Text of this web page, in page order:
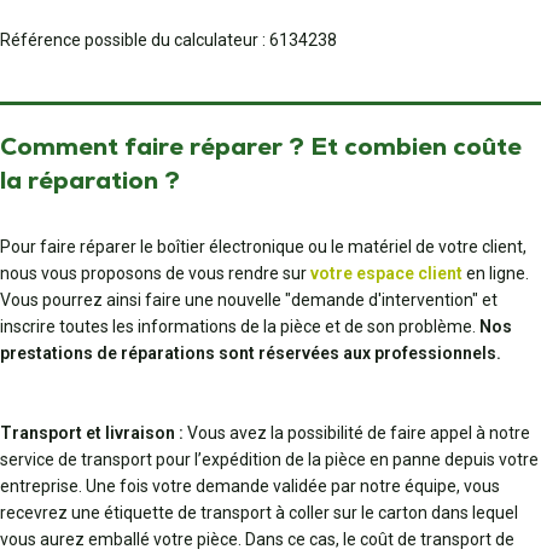
Référence possible du calculateur : 6134238
Comment faire réparer ? Et combien coûte
la réparation ?
Pour faire réparer le boîtier électronique ou le matériel de votre client,
nous vous proposons de vous rendre survotre espace clienten ligne.
Vous pourrez ainsi faire une nouvelle "demande d'intervention" et
inscrire toutes les informations de la pièce et de son problème. Nos
prestations de réparations sont réservées aux professionnels.
Transport et livraison : Vous avez la possibilité de faire appel à notre
service de transport pour l’expédition de la pièce en panne depuis votre
entreprise. Une fois votre demande validée par notre équipe, vous
recevrez une étiquette de transport à coller sur le carton dans lequel
vous aurez emballé votre pièce. Dans ce cas, le coût de transport de